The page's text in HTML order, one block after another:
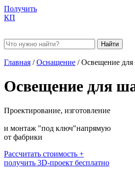
Получить
КП
Найти
Главная /Оснащение /Освещение для
Освещение для
Проектирование, изготовление
и монтаж "под ключ"напрямую
от фабрики
Рассчитать стоимость +
получить 3D-проект бесплатно